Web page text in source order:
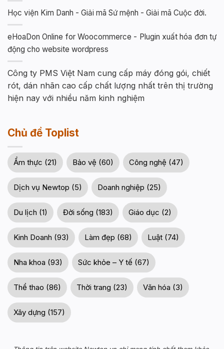
Học viện Kim Danh - Giải mã Sứ mệnh - Giải mã Cuộc đời.
eHoaDon Online for Woocommerce - Plugin xuất hóa đơn tự
động cho website wordpress
Công ty PMS Việt Nam cung cấp máy đóng gói, chiết
rót, dán nhãn cao cấp chất lượng nhất trên thị trường
hiện nay với nhiều năm kinh nghiệm
Chủ đề Toplist
Ẩm thực (21) Bảo vệ (60) Công nghệ (47)
Dịch vụ Newtop (5) Doanh nghiệp (25)
Du lịch (1) Đời sống (183) Giáo dục (2)
Kinh Doanh (93) Làm đẹp (68) Luật (74)
Nha khoa (93) Sức khỏe – Y tế (67)
Thể thao (86) Thời trang (23) Văn hóa (3)
Xây dựng (157)